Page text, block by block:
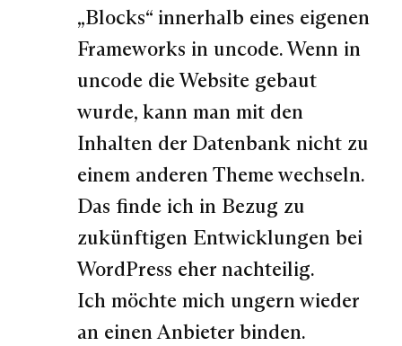
„Blocks“ innerhalb eines eigenen
Frameworks in uncode. Wenn in
uncode die Website gebaut
wurde, kann man mit den
Inhalten der Datenbank nicht zu
einem anderen Theme wechseln.
Das finde ich in Bezug zu
zukünftigen Entwicklungen bei
WordPress eher nachteilig.
Ich möchte mich ungern wieder
an einen Anbieter binden.